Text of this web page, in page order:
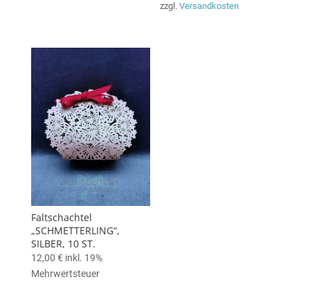
zzgl.Versandkosten
Faltschachtel
„SCHMETTERLING“,
SILBER, 10 ST.
12,00 € inkl. 19%
Mehrwertsteuer